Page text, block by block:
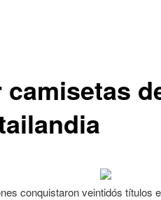
conquistaron veintidós títulos